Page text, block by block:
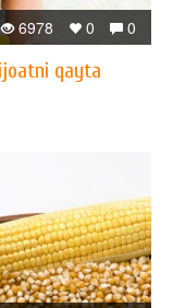
0
0
6978
qayta